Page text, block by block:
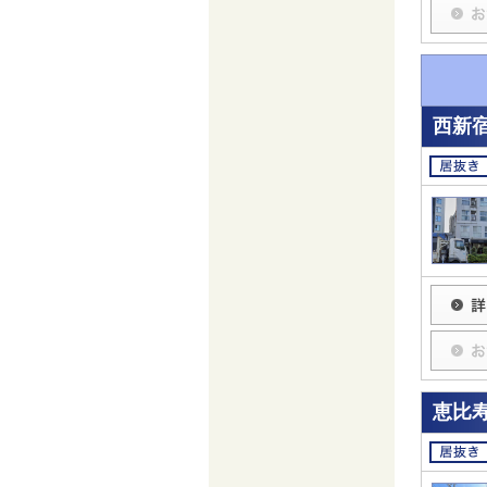
西新
恵比